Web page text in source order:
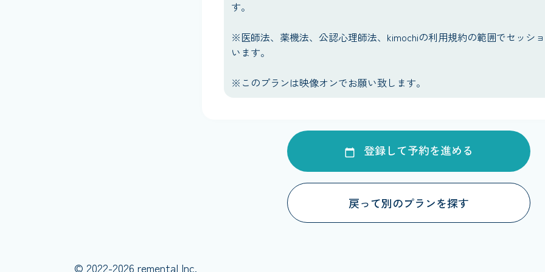
す。
※医師法、薬機法、公認心理師法、kimochiの利用規約の範囲でセッシ
います。
※このプランは映像オンでお願い致します。
登録して予約を進める
戻って別のプランを探す
© 2022-2026 remental Inc.